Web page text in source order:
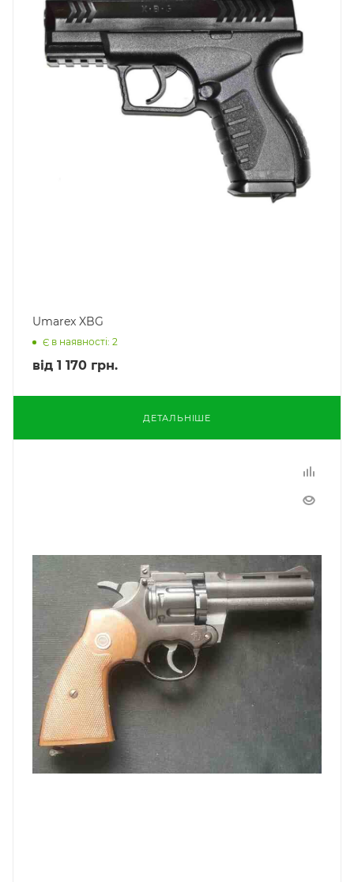
Umarex XBG
Є в наявності: 2
від 1 170 грн.
ДЕТАЛЬНІШЕ